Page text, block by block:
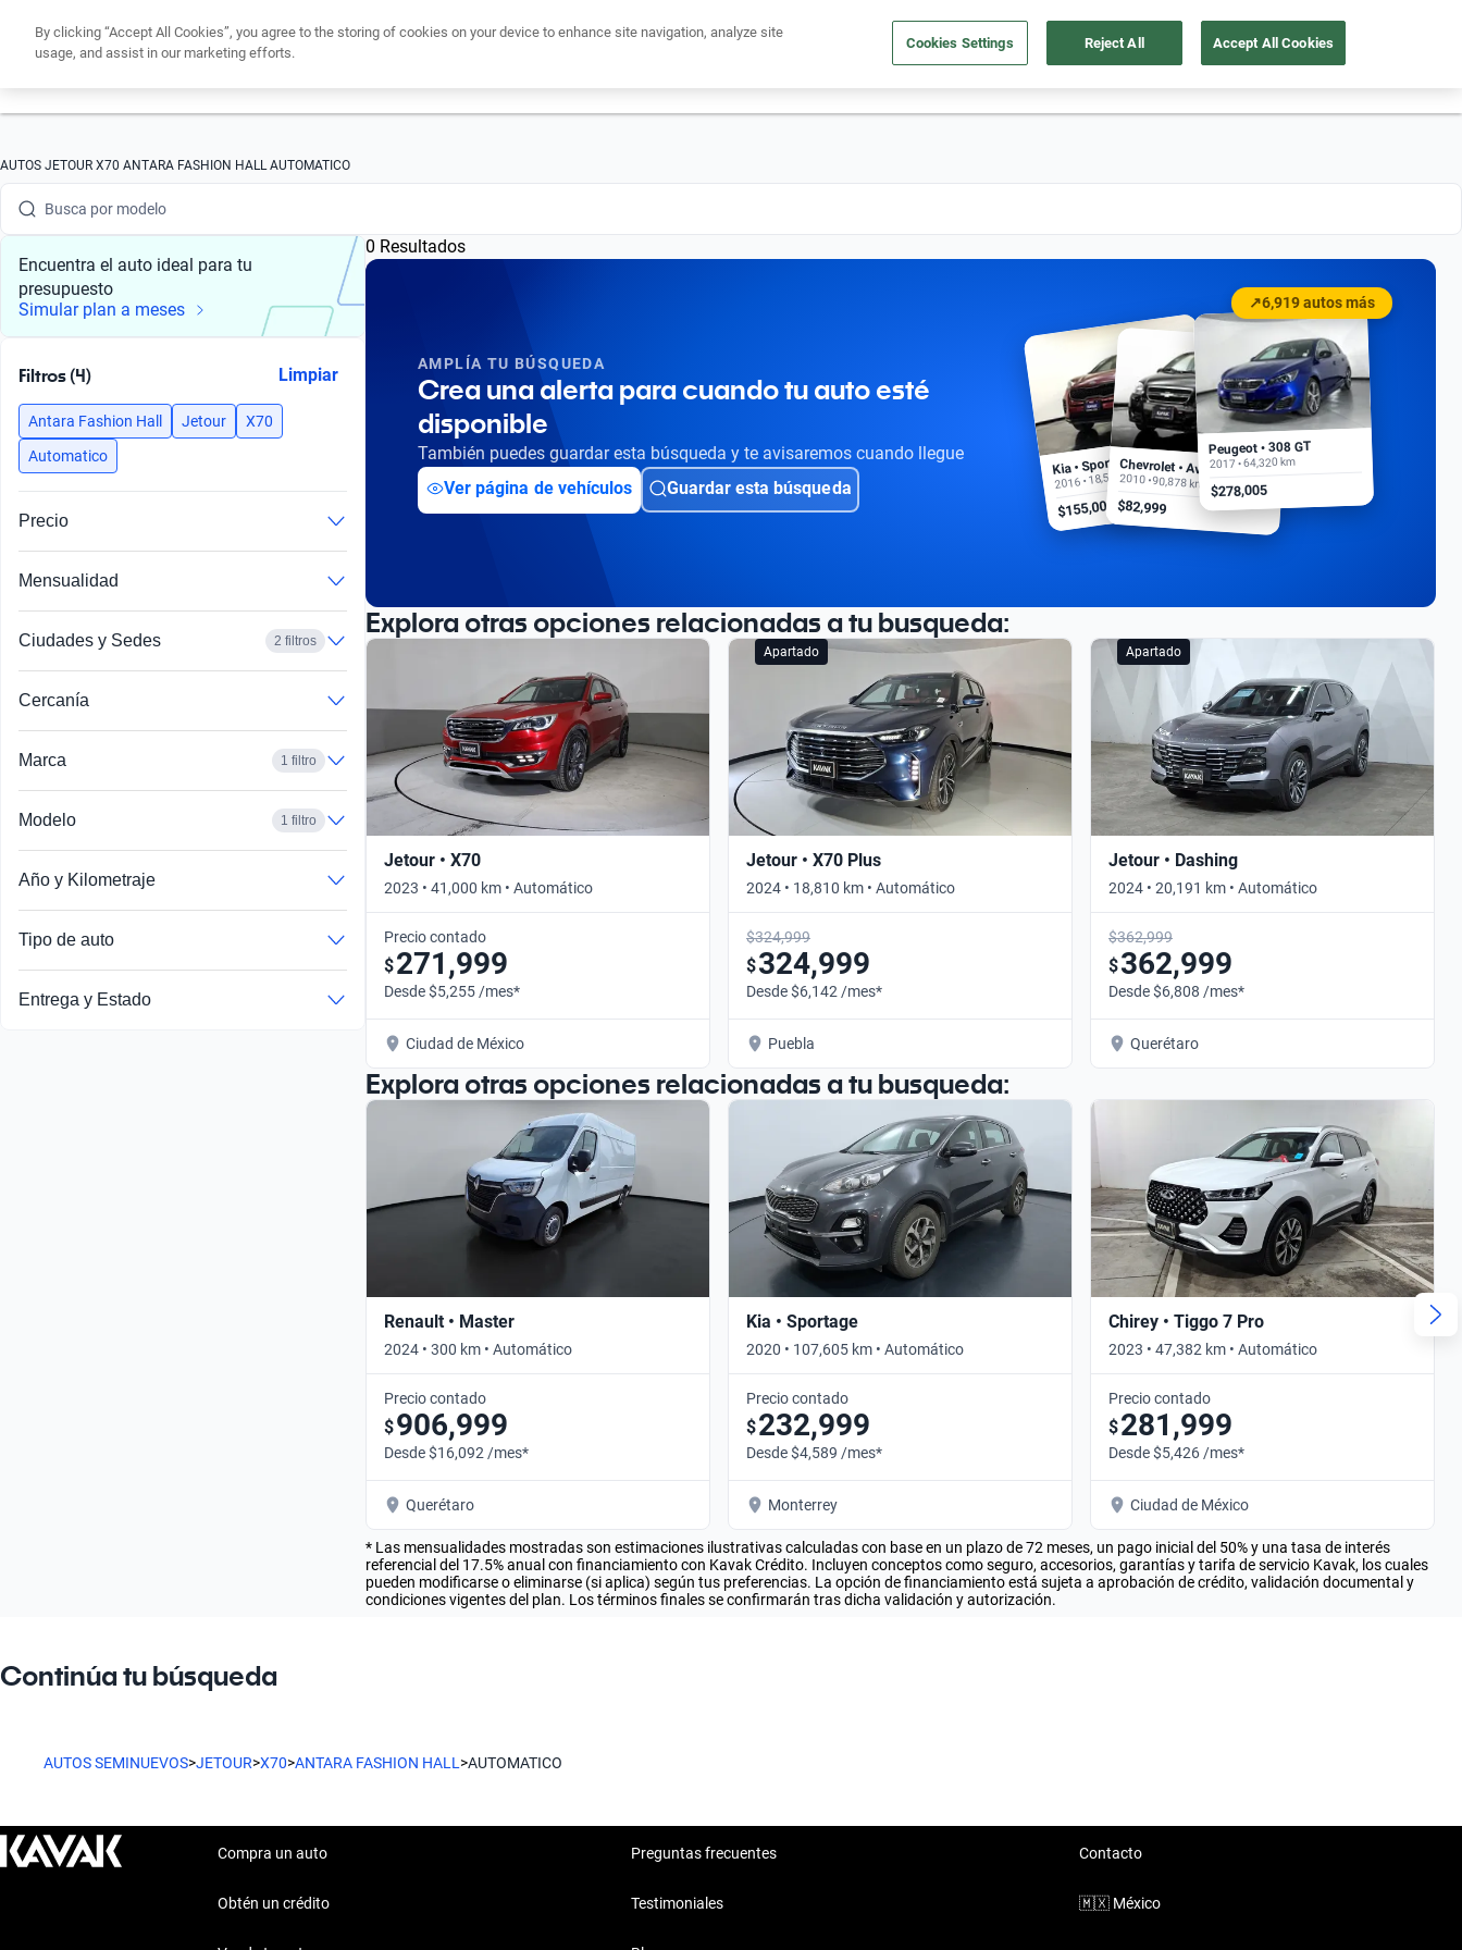
Cuida tu auto Nosotros 55 4162 9202 Ubicación
AUTOS JETOUR X70 ANTARA FASHION HALL AUTOMATICO
Busca por marca
Busca por modelo
Busca por versión
Busca por año
Busca por modelo
Busca por versión
Busca por año
Encuentra el auto ideal para tu
presupuesto
Simular plan a meses
Filtros (4) Limpiar
Antara Fashion Hall Jetour
X70
Automatico
Precio
Mensualidad
Ciudades y Sedes 2 filtros
Cercanía
Marca 1 filtro
Modelo 1 filtro
Año y Kilometraje
Tipo de auto
Entrega y Estado
0 Resultados
AMPLÍA TU BÚSQUEDA
Crea una alerta para cuando tu auto esté
disponible
También puedes guardar esta búsqueda y te avisaremos cuando llegue
Ver página de vehículos
Guardar esta búsqueda
↗6,919 autos más
Kia • Sportage EX
2016 • 18,500 km
$155,000
Chevrolet • Aveo
2010 • 90,878 km
$82,999
Peugeot • 308 GT
2017 • 64,320 km
$278,005
Explora otras opciones relacionadas a tu busqueda:
Jetour • X70
2023 • 41,000 km • Automático
Precio contado
$271,999
Desde $5,255 /mes*
Ciudad de México
Apartado
Jetour • X70 Plus
2024 • 18,810 km • Automático
$324,999
$324,999
Desde $6,142 /mes*
Puebla
Apartado
Jetour • Dashing
2024 • 20,191 km • Automático
$362,999
$362,999
Desde $6,808 /mes*
Querétaro
Explora otras opciones relacionadas a tu busqueda:
Renault • Master
2024 • 300 km • Automático
Precio contado
$906,999
Desde $16,092 /mes*
Querétaro
Kia • Sportage
2020 • 107,605 km • Automático
Precio contado
$232,999
Desde $4,589 /mes*
Monterrey
Chirey • Tiggo 7 Pro
2023 • 47,382 km • Automático
Precio contado
$281,999
Desde $5,426 /mes*
Ciudad de México
* Las mensualidades mostradas son estimaciones ilustrativas calculadas con base en un plazo de 72 meses, un pago inicial del 50% y una tasa de interés
referencial del 17.5% anual con financiamiento con Kavak Crédito. Incluyen conceptos como seguro, accesorios, garantías y tarifa de servicio Kavak, los cuales
pueden modificarse o eliminarse (si aplica) según tus preferencias. La opción de financiamiento está sujeta a aprobación de crédito, validación documental y
condiciones vigentes del plan. Los términos finales se confirmarán tras dicha validación y autorización.
Continúa tu búsqueda
AUTOS SEMINUEVOS>JETOUR>X70>ANTARA FASHION HALL >AUTOMATICO
Compra un auto
Obtén un crédito
Preguntas frecuentes
Testimoniales
Contacto
🇲🇽 México
By clicking “Accept All Cookies”, you agree to the storing of cookies on your device to enhance site navigation, analyze site
usage, and assist in our marketing efforts.
Cookies Settings Reject All Accept All Cookies